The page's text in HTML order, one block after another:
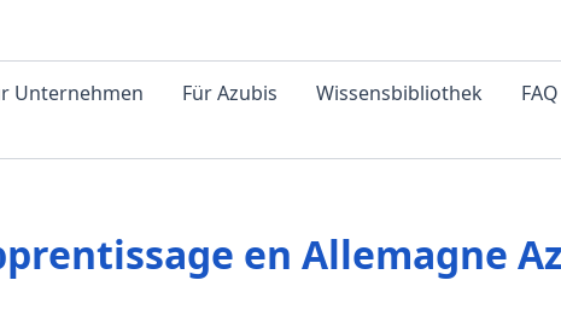
Unternehmen Für Azubis Wissensbibliothek
en Allemagne